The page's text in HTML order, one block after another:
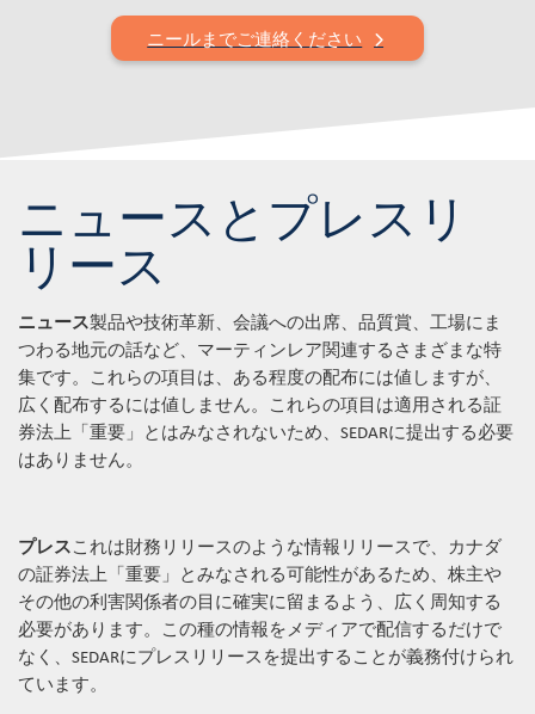
ニールまでご連絡ください
ニュースとプレスリ
リース
ニュース製品や技術革新、会議への出席、品質賞、工場にま
つわる地元の話など、マーティンレア関連するさまざまな特
集です。これらの項目は、ある程度の配布には値しますが、
広く配布するには値しません。これらの項目は適用される証
券法上「重要」とはみなされないため、SEDARに提出する必要
はありません。
プレスこれは財務リリースのような情報リリースで、カナダ
の証券法上「重要」とみなされる可能性があるため、株主や
その他の利害関係者の目に確実に留まるよう、広く周知する
必要があります。この種の情報をメディアで配信するだけで
なく、SEDARにプレスリリースを提出することが義務付けられ
ています。